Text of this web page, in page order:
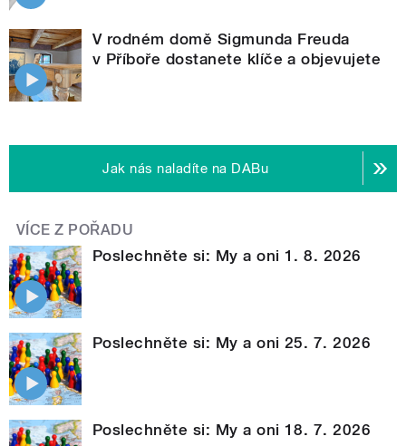
V rodném domě Sigmunda Freuda
v Příboře dostanete klíče a objevujete
Jak nás naladíte na DABu
VÍCE Z POŘADU
Poslechněte si: My a oni 1. 8. 2026
Poslechněte si: My a oni 25. 7. 2026
Poslechněte si: My a oni 18. 7. 2026